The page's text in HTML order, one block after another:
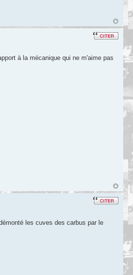
à la mécanique qui ne m'aime pas
les cuves des carbus par le